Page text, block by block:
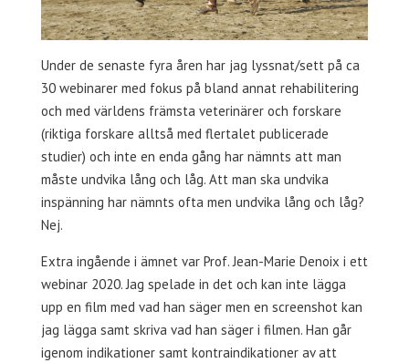
Under de senaste fyra åren har jag lyssnat/sett på ca
30 webinarer med fokus på bland annat rehabilitering
och med världens främsta veterinärer och forskare
(riktiga forskare alltså med flertalet publicerade
studier) och inte en enda gång har nämnts att man
måste undvika lång och låg. Att man ska undvika
inspänning har nämnts ofta men undvika lång och låg?
Nej.
Extra ingående i ämnet var Prof. Jean-Marie Denoix i ett
webinar 2020. Jag spelade in det och kan inte lägga
upp en film med vad han säger men en screenshot kan
jag lägga samt skriva vad han säger i filmen. Han går
igenom indikationer samt kontraindikationer av att